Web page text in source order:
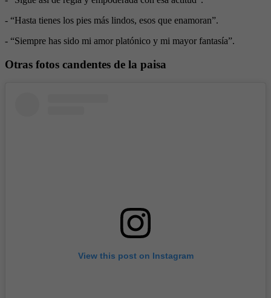
- “Hasta tienes los pies más lindos, esos que enamoran”.
- “Siempre has sido mi amor platónico y mi mayor fantasía”.
Otras fotos candentes de la paisa
View this post on Instagram